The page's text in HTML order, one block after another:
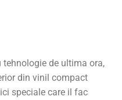
de ultima ora,
din vinil compact
speciale care il fac